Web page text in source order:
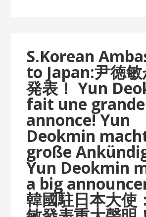
S.Korean
to Japan:尹徳
発表！ Yun
fait une grande
annonce!Yun
Deokmin
große
Yun Deokmin
a big
韓國駐日本大使